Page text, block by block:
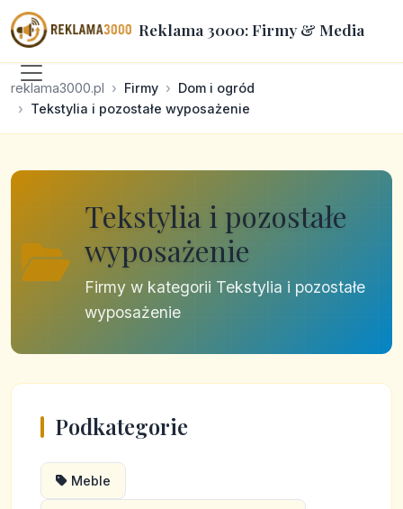
Reklama 3000: Firmy & Media
reklama3000.pl Firmy
Dom i ogród
Tekstylia i pozostałe wyposażenie
Tekstylia i pozostałe
wyposażenie
Firmy w kategorii Tekstylia i pozostałe
wyposażenie
Podkategorie
Meble